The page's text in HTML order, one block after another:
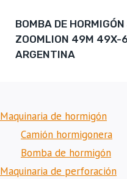
BOMBA DE
ZOOMLION 49M 49X-
ARGENTINA
Maquinaria de hormigón
Camión hormigonera
Bomba de hormigón
Maquinaria de perforación